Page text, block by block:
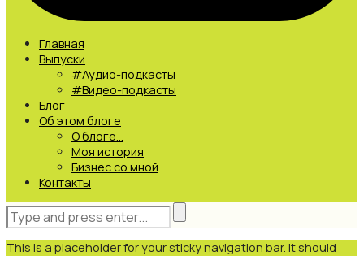
Главная
Выпуски
#Аудио-подкасты
#Видео-подкасты
Блог
Об этом блоге
О блоге…
Моя история
Бизнес со мной
Контакты
This is a placeholder for your sticky navigation bar. It should